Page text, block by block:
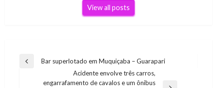
View all posts
Navegação
Previous
Bar superlotado em Muquiçaba – Guarapari
Acidente envolve três carros,
engarrafamento de cavalos e um ônibus